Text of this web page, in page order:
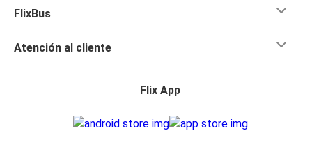
FlixBus
Atención al cliente
Flix App